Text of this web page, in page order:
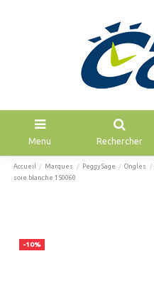
Menu Rechercher
Accueil Marques Peggy Sage Ongles
soie blanche 150060
-10%